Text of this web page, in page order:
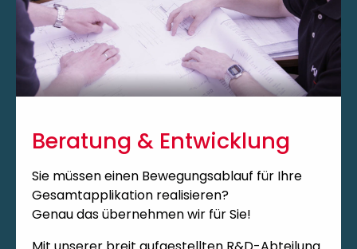
Beratung & Entwicklung
Sie müssen einen Bewegungsablauf für Ihre
Gesamtapplikation realisieren?
Genau das übernehmen wir für Sie!